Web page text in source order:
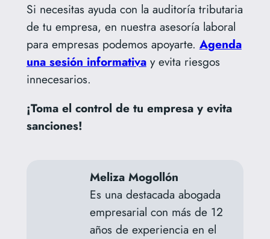
Si necesitas ayuda con la auditoría tributaria
de tu empresa, en nuestra asesoría laboral
para empresas podemos apoyarte. Agenda
una sesión informativay evita riesgos
innecesarios.
¡Toma el control de tu empresa y evita
sanciones!
Meliza Mogollón
Es una destacada abogada
empresarial con más de 12
años de experiencia en el